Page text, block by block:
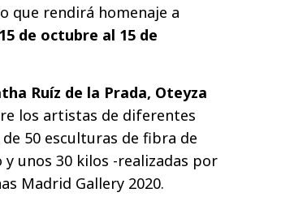
que rendirá homenaje a
de octubre al 15 de
Ruíz de la Prada, Oteyza
los artistas de diferentes
50 esculturas de fibra de
unos 30 kilos -realizadas por
Madrid Gallery 2020.